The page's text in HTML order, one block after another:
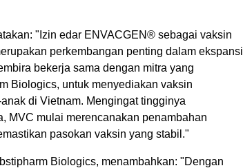
"Izin edar ENVACGEN® sebagai vaksin
perkembangan penting dalam ekspansi
bekerja sama dengan mitra yang
Biologics, untuk menyediakan vaksin
di Vietnam. Mengingat tingginya
MVC mulai merencanakan penambahan
pasokan vaksin yang stabil."
Biologics, menambahkan: "Dengan